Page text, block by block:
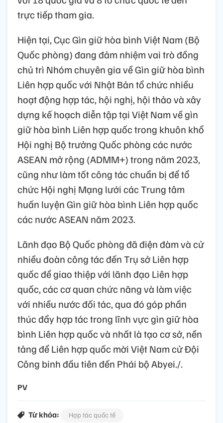
trực tiếp tham gia.
Hiện tại, Cục Gìn giữ hòa bình Việt Nam (Bộ
Quốc phòng) đang đảm nhiệm vai trò đồng
chủ trì Nhóm chuyên gia về Gìn giữ hòa bình
Liên hợp quốc với Nhật Bản tổ chức nhiều
hoạt động hợp tác, hội nghị, hội thảo và xây
dựng kế hoạch diễn tập tại Việt Nam về gìn
giữ hòa bình Liên hợp quốc trong khuôn khổ
Hội nghị Bộ trưởng Quốc phòng các nước
ASEAN mở rộng (ADMM+) trong năm 2023,
cũng như làm tốt công tác chuẩn bị để tổ
chức Hội nghị Mạng lưới các Trung tâm
huấn luyện Gìn giữ hòa bình Liên hợp quốc
các nước ASEAN năm 2023.
Lãnh đạo Bộ Quốc phòng đã điện đàm và cử
nhiều đoàn công tác đến Trụ sở Liên hợp
quốc để giao thiệp với lãnh đạo Liên hợp
quốc, các cơ quan chức năng và làm việc
với nhiều nước đối tác, qua đó góp phần
thúc đẩy hợp tác trong lĩnh vực gìn giữ hòa
bình Liên hợp quốc và nhất là tạo cơ sở, nền
tảng để Liên hợp quốc mời Việt Nam cử Đội
Công binh đầu tiên đến Phái bộ Abyei./.
PV
Từ khóa:
Hợp tác quốc tế